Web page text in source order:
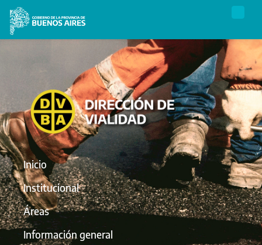
Inicio
Institucional
Áreas
Información general